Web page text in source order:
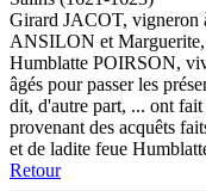
Girard JACOT, vigneron
ANSILON et
Humblatte POIRSON,
âgés pour passer les
dit, d'autre part, ... ont fait
provenant des acquêts
et de ladite feue
Retour